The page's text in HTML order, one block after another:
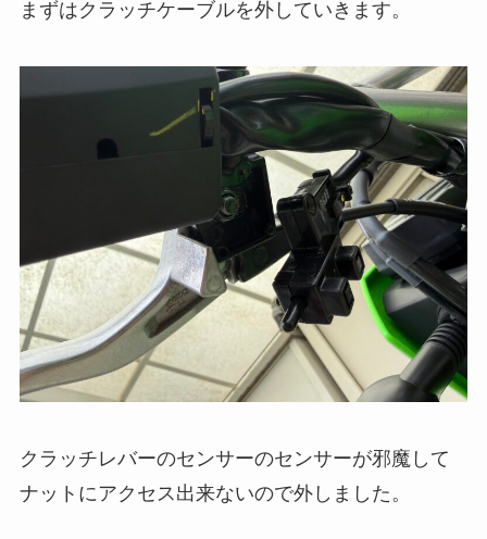
まずはクラッチケーブルを外していきます。
クラッチレバーのセンサーのセンサーが邪魔して
ナットにアクセス出来ないので外しました。